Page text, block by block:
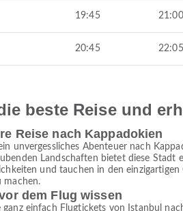
19:45 21:00
20:45 22:05
beste Reise und
Reise nach Kappadokien
unvergessliches Abenteuer nach
Landschaften bietet diese Stadt
und tauchen in den
machen.
dem Flug wissen
einfach Flugtickets von Istanbul